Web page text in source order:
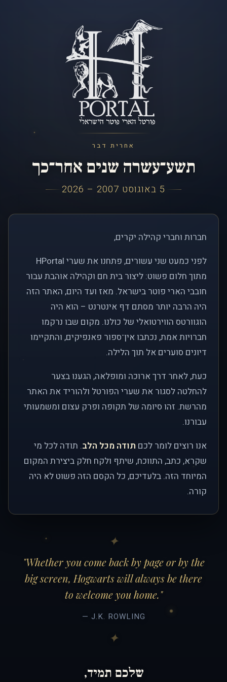
אחרית דבר
תשע־עשרה שנים אחר־כך
5 באוגוסט 2007 – 2026
חברות וחברי קהילה יקרים,
לפני כמעט שני עשורים, פתחנו את שערי HPortal
מתוך חלום פשוט: ליצור בית חם וקהילה אוהבת עבור
חובבי הארי פוטר בישראל. מאז ועד היום, האתר הזה
היה הרבה יותר מסתם דף אינטרנט – הוא היה
הוגוורטס הווירטואלי של כולנו. מקום שבו נרקמו
חברויות אמת, נכתבו אין־ספור פאנפיקים, והתקיימו
דיונים סוערים אל תוך הלילה.
כעת, לאחר דרך ארוכה ומופלאה, הגענו בצער
להחלטה לסגור את שערי הפורטל ולהוריד את האתר
מהרשת. זהו סיומה של תקופה ופרק עצום ומשמעותי
עבורנו.
אנו רוצים לומר לכם תודה מכל הלב. תודה לכל מי
שקרא, כתב, התווכח, שיתף ולקח חלק ביצירת המקום
המיוחד הזה. בלעדיכם, כל הקסם הזה פשוט לא היה
קורה.
"Whether you come back by page or by the
big screen, Hogwarts will always be there
to welcome you home."
— J.K. ROWLING
שלכם תמיד,